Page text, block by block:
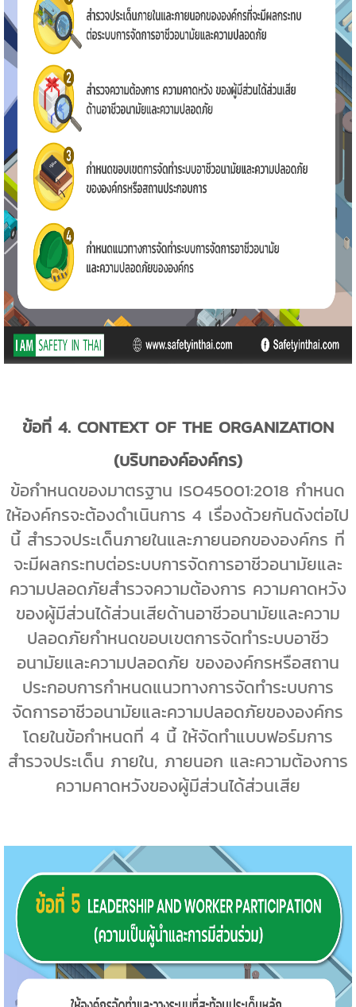
ข้อที่ 4. CONTEXT OF THE ORGANIZATION
(บริบทองค์องค์กร)
ข้อกำหนดของมาตรฐาน ISO45001:2018 กำหนด
ให้องค์กรจะต้องดำเนินการ4 เรื่องด้วยกันดังต่อไป
นี้ สำรวจประเด็นภายในและภายนอกขององค์กร ที่
จะมีผลกระทบต่อระบบการจัดการอาชีวอนามัยและ
ความปลอดภัยสำรวจความต้องการ ความคาดหวัง
ของผู้มีส่วนได้ส่วนเสียด้านอาชีวอนามัยและความ
ปลอดภัยกำหนดขอบเขตการจัดทำระบบอาชีว
อนามัยและความปลอดภัย ขององค์กรหรือสถาน
ประกอบการกำหนดแนวทางการจัดทำระบบการ
จัดการอาชีวอนามัยและความปลอดภัยขององค์กร
โดยในข้อกำหนดที่ 4 นี้ ให้จัดทำแบบฟอร์มการ
สำรวจประเด็น ภายใน, ภายนอก และความต้องการ
ความคาดหวังของผู้มีส่วนได้ส่วนเสีย